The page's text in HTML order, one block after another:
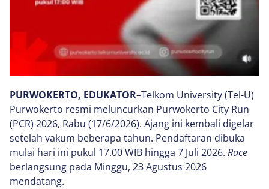
PURWOKERTO, EDUKATOR–Telkom University (Tel-U)
Purwokerto resmi meluncurkan Purwokerto City Run
(PCR) 2026, Rabu (17/6/2026). Ajang ini kembali digelar
setelah vakum beberapa tahun. Pendaftaran dibuka
mulai hari ini pukul 17.00 WIB hingga 7 Juli 2026. Race
berlangsung pada Minggu, 23 Agustus 2026
mendatang.